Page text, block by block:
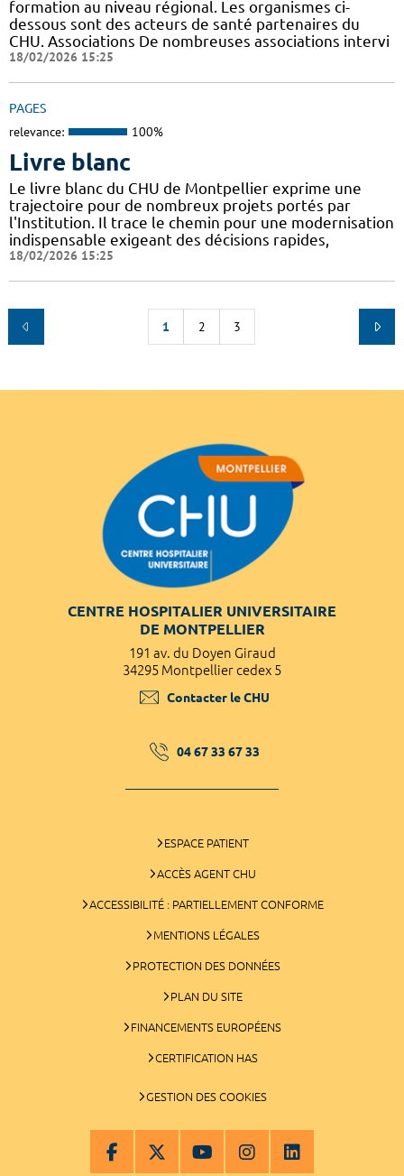
formation au niveau régional. Les organismes ci-
dessous sont des acteurs de santé partenaires du
CHU. Associations De nombreuses associations intervi
18/02/2026 15:25
PAGES
relevance: 100%
Livre blanc
Le livre blanc du CHU de Montpellier exprime une
trajectoire pour de nombreux projets portés par
l'Institution. Il trace le chemin pour une modernisation
indispensable exigeant des décisions rapides,
18/02/2026 15:25
1 2 3
CENTRE HOSPITALIER UNIVERSITAIRE
DE MONTPELLIER
191 av. du Doyen Giraud
34295 Montpellier cedex 5
Contacter le CHU
04 67 33 67 33
ESPACE PATIENT
ACCÈS AGENT CHU
ACCESSIBILITÉ : PARTIELLEMENT CONFORME
MENTIONS LÉGALES
PROTECTION DES DONNÉES
PLAN DU SITE
FINANCEMENTS EUROPÉENS
CERTIFICATION HAS
GESTION DES COOKIES